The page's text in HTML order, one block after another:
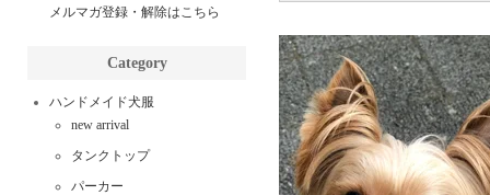
メルマガ登録・解除はこちら
Category
ハンドメイド犬服
new arrival
タンクトップ
パーカー